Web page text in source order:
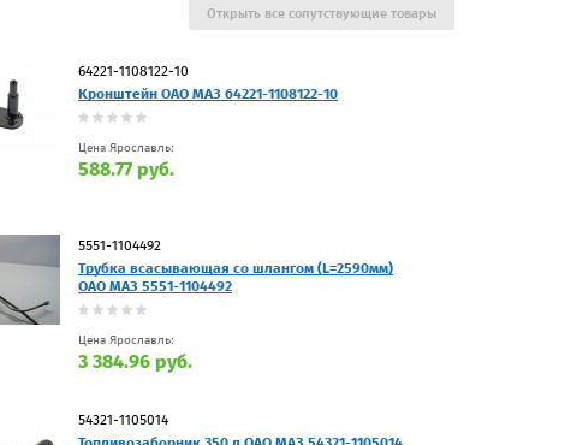
64221-1108122-10
Кронштейн ОАО МАЗ 64221-1108122-10
Цена Ярославль:
588.77 руб.
5551-1104492
Трубка всасывающая со шлангом (L=2590мм)
ОАО МАЗ 5551-1104492
Цена Ярославль:
3 384.96 руб.
54321-1105014
Открыть все сопутствующие товары